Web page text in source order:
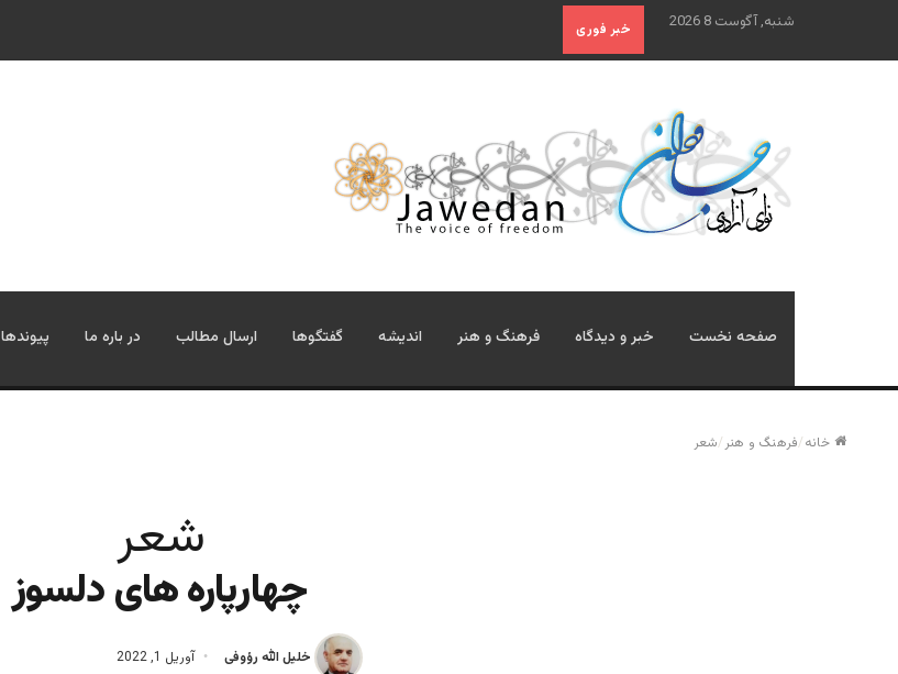
شنبه, آگوست 8 2026 خبر فوری
صفحه نخست خبر و دیدگاه فرهنگ و هنر اندیشه گفتگوها ارسال مطالب در باره ما پیوندها
خانه/فرهنگ و هنر /شعر
شعر
چهارپاره های دلسوز
خلیل الله رؤوفی آوریل 1, 2022